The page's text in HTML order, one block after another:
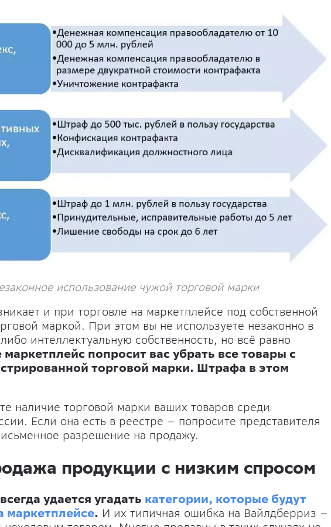
использование чужой торговой марки
и при торговле на маркетплейсе под собственной
маркой. При этом вы не используете незаконно в
интеллектуальную собственность, но всё равно
маркетплейс попросит вас убрать все товары с
торговой марки. Штрафа в этом
наличие торговой марки ваших товаров среди
Если она есть в реестре – попросите представителя
разрешение на продажу.
продукции с низким спросом
удается угадать категории, которые будут
маркетплейсе. И их типичная ошибка на Вайлдберриз –